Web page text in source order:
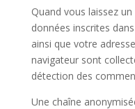
Quand vous laissez
données inscrites
ainsi que votre
navigateur sont
détection des
Une chaîne